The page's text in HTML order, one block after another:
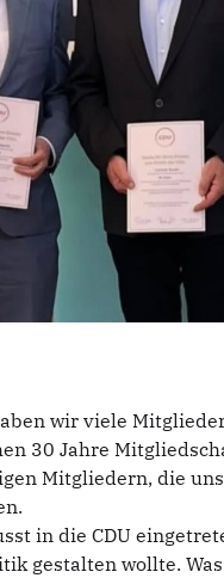
wir viele
30 Jahre
Mitgliedern, die
in die CDU
gestalten wollte.